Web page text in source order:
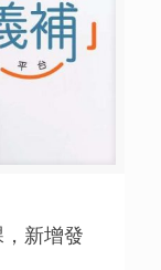
，新增發